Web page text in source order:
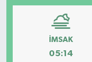
İMSAK
05:14